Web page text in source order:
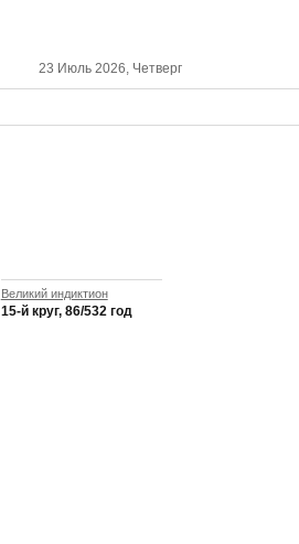
23 Июль 2026, Четверг
Великий индиктион
15-й круг, 86/532 год